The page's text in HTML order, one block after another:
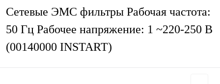
Сетевые ЭМС фильтры Рабочая частота:
50 Гц Рабочее напряжение: 1 ~220-250 B
(00140000 INSTART)